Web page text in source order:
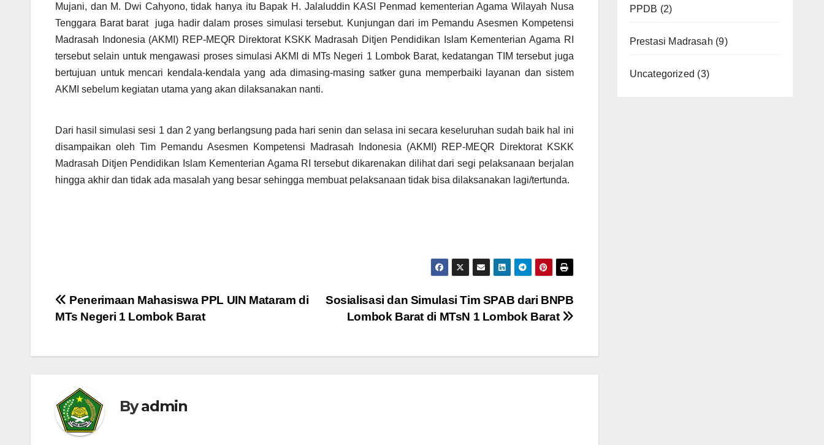
Mujani, dan M. Dwi Cahyono, tidak hanya itu Bapak H. Jalaluddin KASI Penmad kementerian Agama Wilayah Nusa
Tenggara Barat barat juga hadir dalam proses simulasi tersebut. Kunjungan dari im Pemandu Asesmen Kompetensi
Madrasah Indonesia (AKMI) REP-MEQR Direktorat KSKK Madrasah Ditjen Pendidikan Islam Kementerian Agama RI
tersebut selain untuk mengawasi proses simulasi AKMI di MTs Negeri 1 Lombok Barat, kedatangan TIM tersebut juga
bertujuan untuk mencari kendala-kendala yang ada dimasing-masing satker guna memperbaiki layanan dan sistem
AKMI sebelum kegiatan utama yang akan dilaksanakan nanti.
Dari hasil simulasi sesi 1 dan 2 yang berlangsung pada hari senin dan selasa ini secara keseluruhan sudah baik hal ini
disampaikan oleh Tim Pemandu Asesmen Kompetensi Madrasah Indonesia (AKMI) REP-MEQR Direktorat KSKK
Madrasah Ditjen Pendidikan Islam Kementerian Agama RI tersebut dikarenakan dilihat dari segi pelaksanaan berjalan
hingga akhir dan tidak ada masalah yang besar sehingga membuat pelaksanaan tidak bisa dilaksanakan lagi/tertunda.
Navigasi
Sosialisasi dan Simulasi Tim SPAB dari BNPB
Lombok Barat di MTsN 1 Lombok Barat
Penerimaan Mahasiswa PPL UIN Mataram di
MTs Negeri 1 Lombok Barat
Byadmin
PPDB (2)
Prestasi Madrasah (9)
Uncategorized (3)